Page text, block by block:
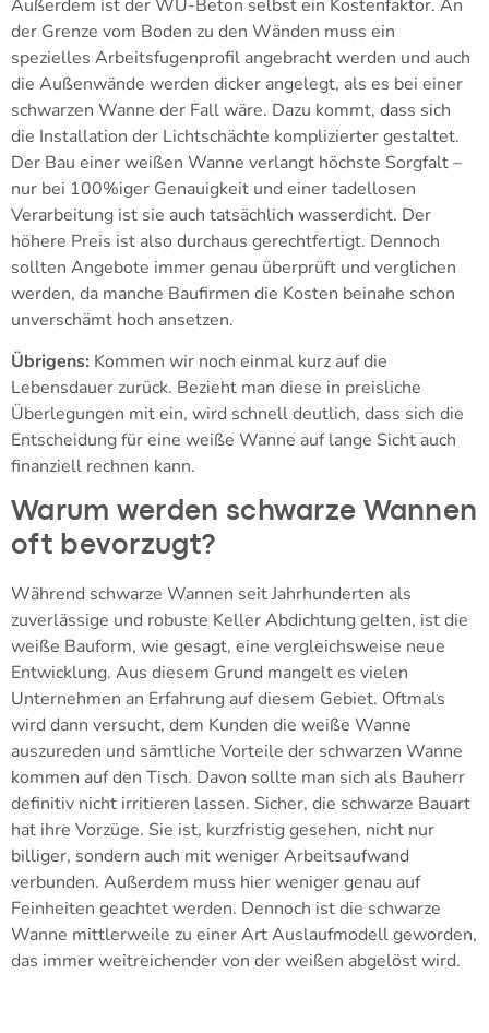
Außerdem ist der WU-Beton selbst ein Kostenfaktor. An
der Grenze vom Boden zu den Wänden muss ein
spezielles Arbeitsfugenprofil angebracht werden und auch
die Außenwände werden dicker angelegt, als es bei einer
schwarzen Wanne der Fall wäre. Dazu kommt, dass sich
die Installation der Lichtschächte komplizierter gestaltet.
Der Bau einer weißen Wanne verlangt höchste Sorgfalt –
nur bei 100%iger Genauigkeit und einer tadellosen
Verarbeitung ist sie auch tatsächlich wasserdicht. Der
höhere Preis ist also durchaus gerechtfertigt. Dennoch
sollten Angebote immer genau überprüft und verglichen
werden, da manche Baufirmen die Kosten beinahe schon
unverschämt hoch ansetzen.
Übrigens: Kommen wir noch einmal kurz auf die
Lebensdauer zurück. Bezieht man diese in preisliche
Überlegungen mit ein, wird schnell deutlich, dass sich die
Entscheidung für eine weiße Wanne auf lange Sicht auch
finanziell rechnen kann.
Warum werden schwarze Wannen
oft bevorzugt?
Während schwarze Wannen seit Jahrhunderten als
zuverlässige und robuste Keller Abdichtung gelten, ist die
weiße Bauform, wie gesagt, eine vergleichsweise neue
Entwicklung. Aus diesem Grund mangelt es vielen
Unternehmen an Erfahrung auf diesem Gebiet. Oftmals
wird dann versucht, dem Kunden die weiße Wanne
auszureden und sämtliche Vorteile der schwarzen Wanne
kommen auf den Tisch. Davon sollte man sich als Bauherr
definitiv nicht irritieren lassen. Sicher, die schwarze Bauart
hat ihre Vorzüge. Sie ist, kurzfristig gesehen, nicht nur
billiger, sondern auch mit weniger Arbeitsaufwand
verbunden. Außerdem muss hier weniger genau auf
Feinheiten geachtet werden. Dennoch ist die schwarze
Wanne mittlerweile zu einer Art Auslaufmodell geworden,
das immer weitreichender von der weißen abgelöst wird.